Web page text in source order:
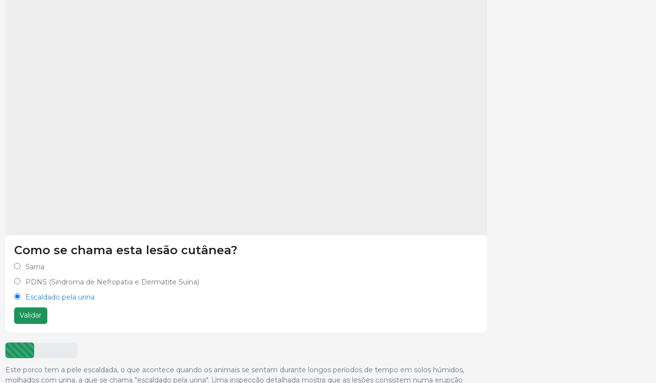
Como se chama esta lesão cutânea?
Sarna
PDNS (Sindroma de Nefropatia e Dermatite Suína)
Escaldado pela urina
Validar
Este porco tem a pele escaldada, o que acontece quando os animais se sentam durante longos períodos de tempo em solos húmidos,
molhados com urina, a que se chama "escaldado pela urina". Uma inspecção detalhada mostra que as lesões consistem numa erupção